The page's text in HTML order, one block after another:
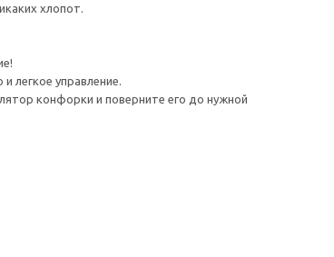
хлопот.
легкое управление.
конфорки и поверните его до нужной